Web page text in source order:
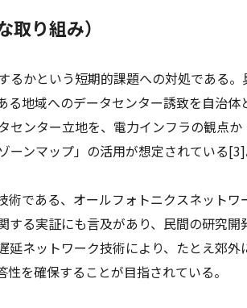
り組み）
るかという短期的課題への対処である。
地域へのデータセンター誘致を自治体
センター立地を、電力インフラの観点か
ンマップ」の活用が想定されている[3]
である、オールフォトニクスネットワ
する実証にも言及があり、民間の研究開
延ネットワーク技術により、たとえ郊外
を確保することが目指されている。